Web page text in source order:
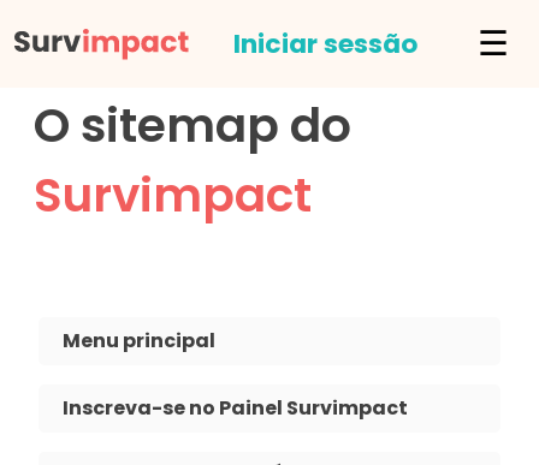
Iniciar sessão ☰
O sitemap do
Survimpact
Menu principal
Inscreva-se no Painel Survimpact